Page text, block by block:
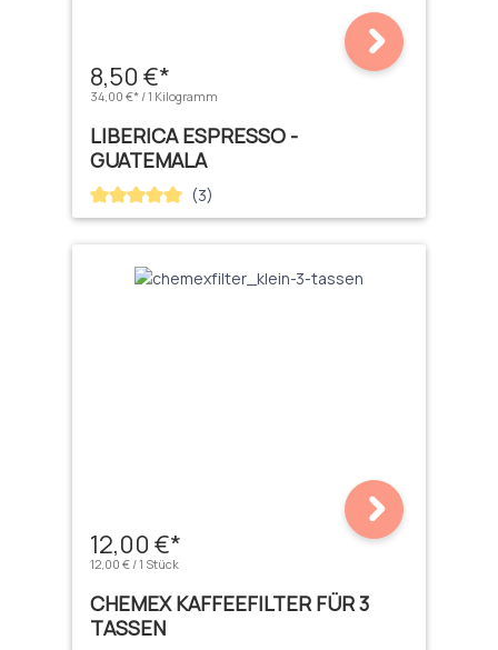
8,50 €*
34,00 €* / 1 Kilogramm
LIBERICA ESPRESSO -
GUATEMALA
Durchschnittliche Bewertung von 5 von 5 Sternen
(3)
12,00 €*
12,00 € / 1 Stück
CHEMEX KAFFEEFILTER FÜR 3
TASSEN